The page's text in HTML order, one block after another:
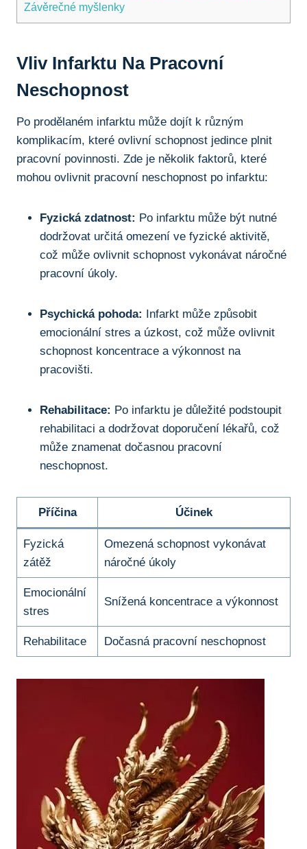
Závěrečné myšlenky
Vliv Infarktu Na Pracovní
Neschopnost
Po prodělaném infarktu může dojít k různým
komplikacím, které ovlivní schopnost jedince plnit
pracovní povinnosti. Zde je několik faktorů, které
mohou ovlivnit pracovní neschopnost po infarktu:
Fyzická zdatnost: Po infarktu může být nutné
dodržovat určitá omezení ve fyzické aktivitě,
což může ovlivnit schopnost vykonávat náročné
pracovní úkoly.
Psychická pohoda: Infarkt může způsobit
emocionální stres a úzkost, což může ovlivnit
schopnost koncentrace a výkonnost na
pracovišti.
Rehabilitace: Po infarktu je důležité podstoupit
rehabilitaci a dodržovat doporučení lékařů, což
může znamenat dočasnou pracovní
neschopnost.
Příčina Účinek
Fyzická
zátěž
Omezená schopnost vykonávat
náročné úkoly
Emocionální
stres
Snížená koncentrace a výkonnost
Rehabilitace Dočasná pracovní neschopnost